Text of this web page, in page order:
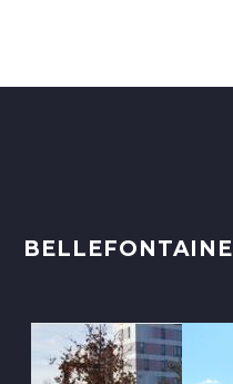
BELLEFONTAINE